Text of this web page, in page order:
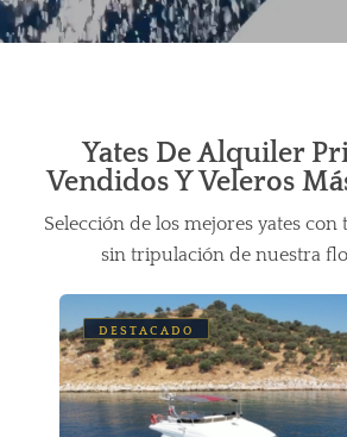
Yates De Alquiler
Vendidos Y Veleros
Selección de los mejores yates
sin tripulación de nuestra
DESTACADO